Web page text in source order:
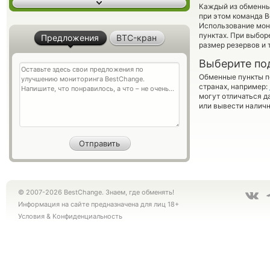
Каждый из
при этом команда
Использование
пунктах. При
размер резервов и
Выберите
Обменные пункты
странах, например:
могут отличаться
или вывести
Предложения BTC-кран
© 2007-2026 BestChange. Знаем, где обменять!
Информация на сайте предназначена для лиц 18+
Условия & Конфиденциальность